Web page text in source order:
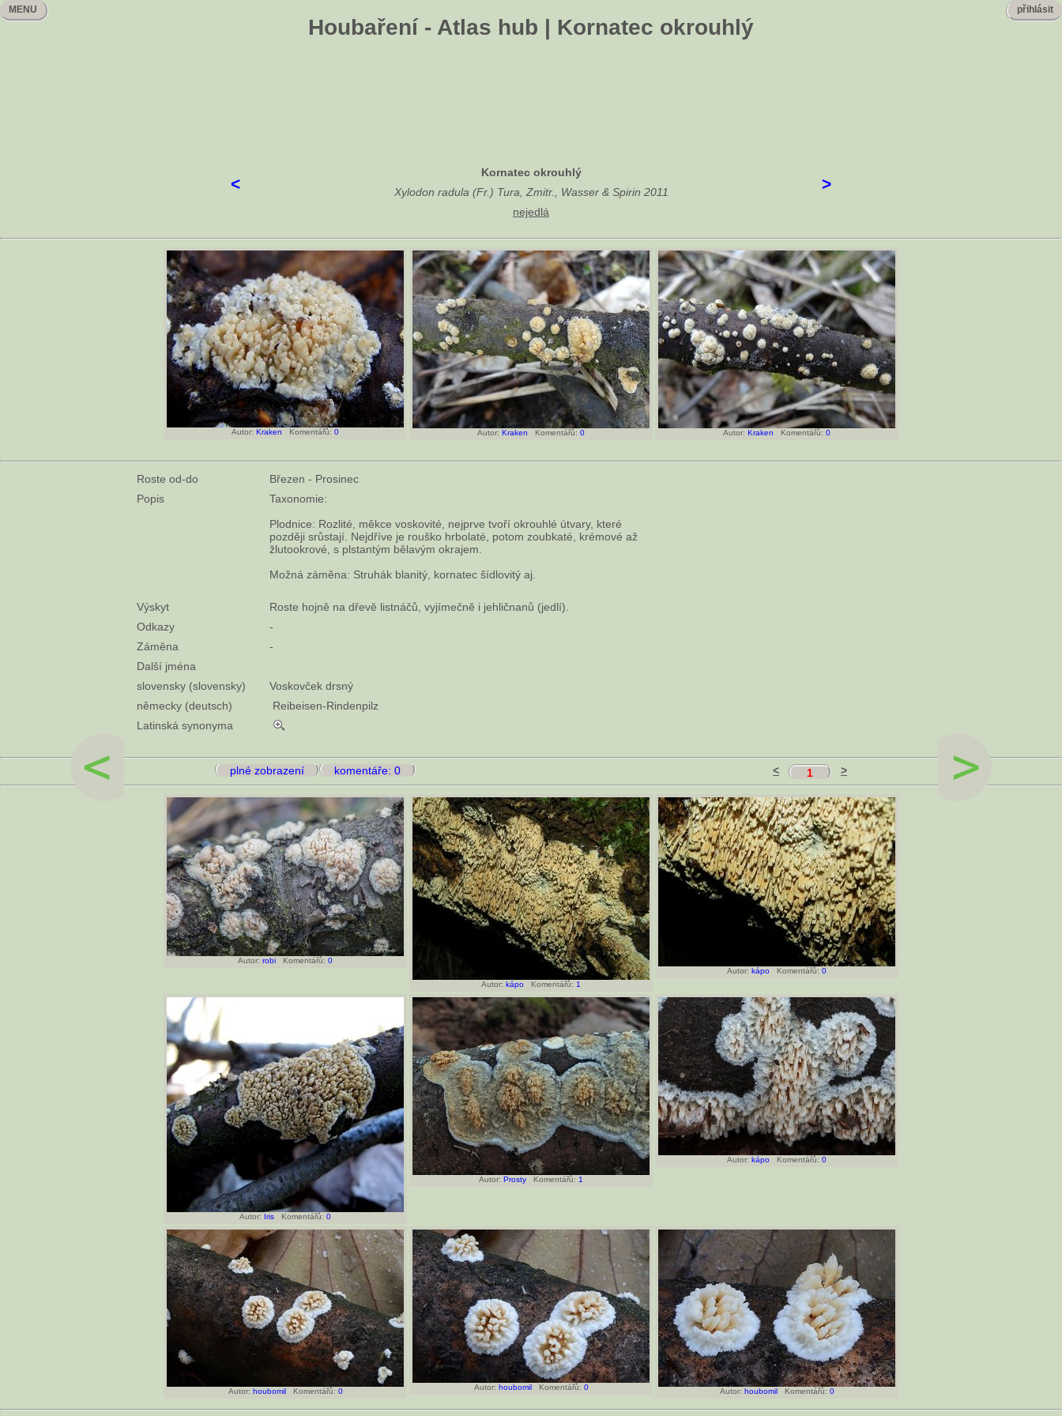
Houbaření - Atlas hub | Kornatec okrouhlý
přihlásit
MENU
<
Kornatec okrouhlý
Xylodon radula (Fr.) Tura, Zmitr., Wasser & Spirin 2011
nejedlá
>
Autor: Kraken Komentářů: 0 Autor: Kraken Komentářů: 0 Autor: Kraken Komentářů: 0
Roste od-do
Březen - Prosinec
Popis
Taxonomie:
Plodnice: Rozlité, měkce voskovité, nejprve tvoří okrouhlé útvary, které
později srůstají. Nejdříve je rouško hrbolaté, potom zoubkaté, krémové až
žlutookrové, s plstantým bělavým okrajem.
Možná záměna: Struhák blanitý, kornatec šídlovitý aj.
Výskyt
Roste hojně na dřevě listnáčů, vyjímečně i jehličnanů (jedlí).
Odkazy
-
Záměna
-
Další jména
slovensky (slovensky)
Voskovček drsný
německy (deutsch)
Reibeisen-Rindenpilz
Latinská synonyma